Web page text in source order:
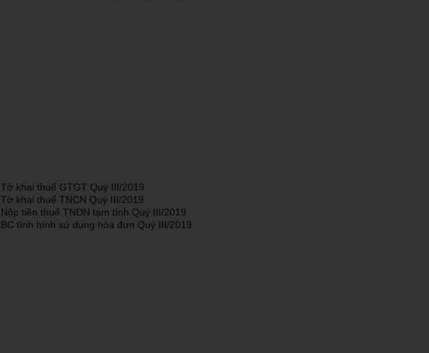
Tờ khai thuế GTGT Quý III/2019
Tờ khai thuế TNCN Quý III/2019
Nộp tiền thuế TNDN tạm tính Quý III/2019
BC tình hình sử dụng hóa đơn Quý III/2019